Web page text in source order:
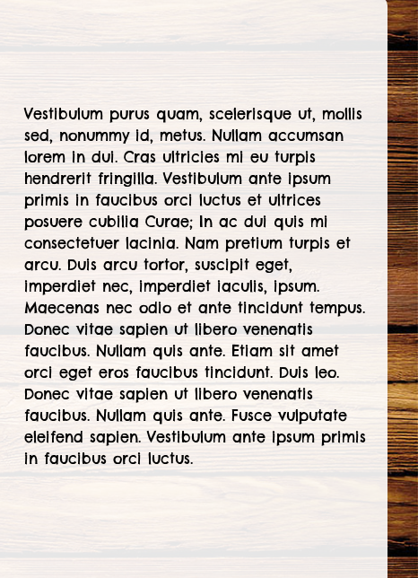
Vestibulum purus quam, scelerisque ut, mollis
sed, nonummy id, metus. Nullam accumsan
lorem in dui. Cras ultricies mi eu turpis
hendrerit fringilla. Vestibulum ante ipsum
primis in faucibus orci luctus et ultrices
posuere cubilia Curae; In ac dui quis mi
consectetuer lacinia. Nam pretium turpis et
arcu. Duis arcu tortor, suscipit eget,
imperdiet nec, imperdiet iaculis, ipsum.
Maecenas nec odio et ante tincidunt tempus.
Donec vitae sapien ut libero venenatis
faucibus. Nullam quis ante. Etiam sit amet
orci eget eros faucibus tincidunt. Duis leo.
Donec vitae sapien ut libero venenatis
faucibus. Nullam quis ante. Fusce vulputate
eleifend sapien. Vestibulum ante ipsum primis
in faucibus orci luctus.